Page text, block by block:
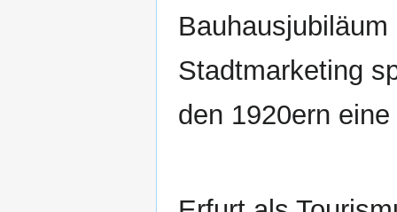
Bauhausjubiläum
Stadtmarketing
den 1920ern